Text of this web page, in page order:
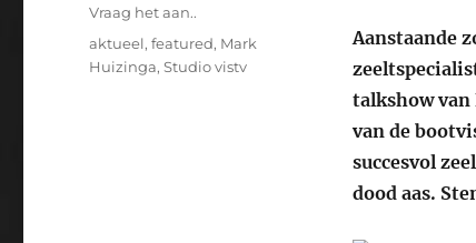
Aanstaande
talkshow van
van de
succesvol
dood aas.
Vraag het aan..
Tags
aktueel,featured, Mark
Huizinga,Studio vistv